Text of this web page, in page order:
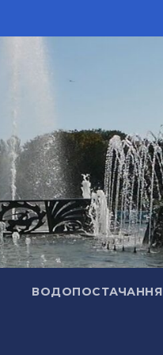
ВОДОПОСТАЧАННЯ